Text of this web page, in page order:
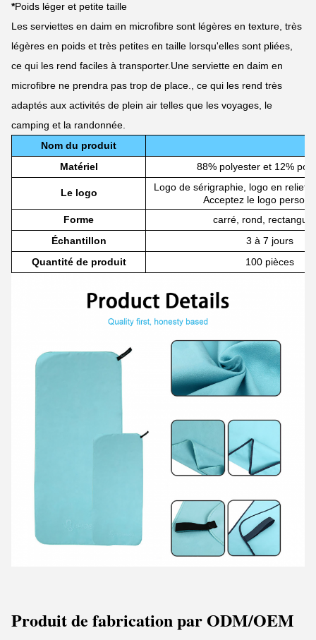
*Poids léger et petite taille
Les serviettes en daim en microfibre sont légères en texture, très
légères en poids et très petites en taille lorsqu'elles sont pliées,
ce qui les rend faciles à transporter.Une serviette en daim en
microfibre ne prendra pas trop de place., ce qui les rend très
adaptés aux activités de plein air telles que les voyages, le
camping et la randonnée.
Nom du produit
Matériel
88% polyester et 12%
Le logo
Logo de sérigraphie, logo en relief,
Acceptez le logo
Forme
carré, rond,
Échantillon
3 à 7 jours
Quantité de produit
100 pièces
Produit de fabrication par ODM/OEM